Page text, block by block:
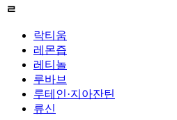
ㄹ
락티움
레몬즙
레티놀
루바브
루테인·지아잔틴
류신